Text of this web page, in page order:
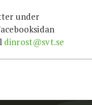
under
dinrost@svt.se